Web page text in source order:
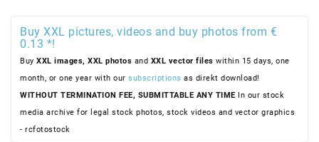
Buy XXL pictures, videos and buy photos from €
0.13 *!
Buy XXL images, XXL photos and XXL vector files within 15 days, one
month, or one year with our subscriptions as direkt download!
WITHOUT TERMINATION FEE, SUBMITTABLE ANY TIME In our stock
media archive for legal stock photos, stock videos and vector graphics
- rcfotostock